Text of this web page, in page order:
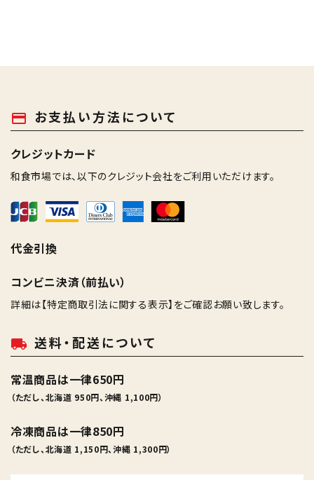
payment お支払い方法について
クレジットカード
和食市場では、以下のクレジット会社をご利用いただけます。
代金引換
コンビニ決済（前払い）
詳細は【特定商取引法に関する表示】 をご確認お願い致します。
local_shipping 送料・配送について
常温商品は一律650円
（ただし、北海道 950円、沖縄 1,100円）
冷凍商品は一律850円
（ただし、北海道 1,150円、沖縄 1,300円）